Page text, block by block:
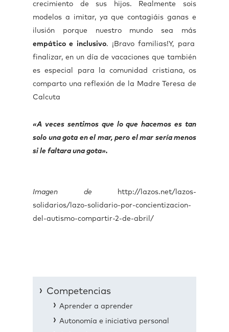
crecimiento de sus hijos. Realmente sois
modelos a imitar, ya que contagiáis ganas e
ilusión porque nuestro mundo sea más
empático e inclusivo. ¡Bravo familias!Y, para
finalizar, en un día de vacaciones que también
es especial para la comunidad cristiana, os
comparto una reflexión de la Madre Teresa de
Calcuta
«A veces sentimos que lo que hacemos es tan
solo una gota en el mar, pero el mar sería menos
si le faltara una gota».
Imagen de
http://lazos.net/lazos-
solidarios/lazo-solidario-por-concientizacion-
del-autismo-compartir-2-de-abril/
Competencias
Aprender a aprender
Autonomía e iniciativa personal